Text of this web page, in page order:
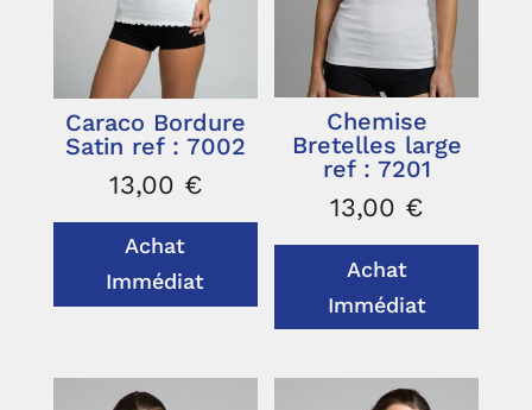
Caraco Bordure
Satin ref : 7002
13,00 €
Achat
Immédiat
Chemise
Bretelles large
ref : 7201
13,00 €
Achat
Immédiat